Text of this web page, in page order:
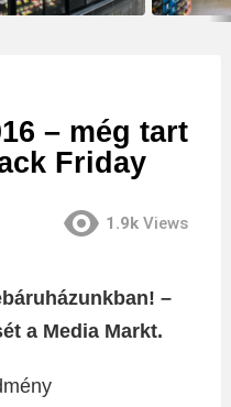
– még tart
Friday
1.9k Views
–
a Media Markt.